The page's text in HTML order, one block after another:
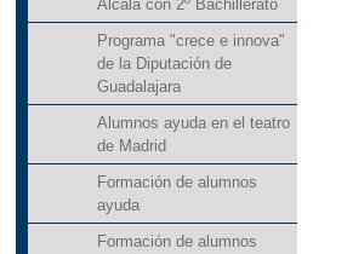
Alcalá con 2º Bachillerato
Programa "crece e innova"
de la Diputación de
Guadalajara
Alumnos ayuda en el teatro
de Madrid
Formación de alumnos
ayuda
Formación de alumnos